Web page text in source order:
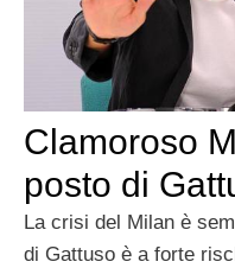
Clamoroso
posto di
La crisi del Milan è
di Gattuso è a forte